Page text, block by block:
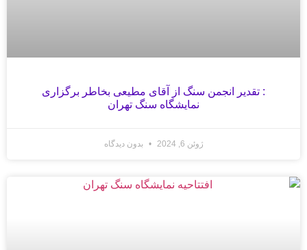
: تقدیر انجمن سنگ از آقای مطیعی بخاطر برگزاری
نمایشگاه سنگ تهران
ژوئن 6, 2024 بدون دیدگاه